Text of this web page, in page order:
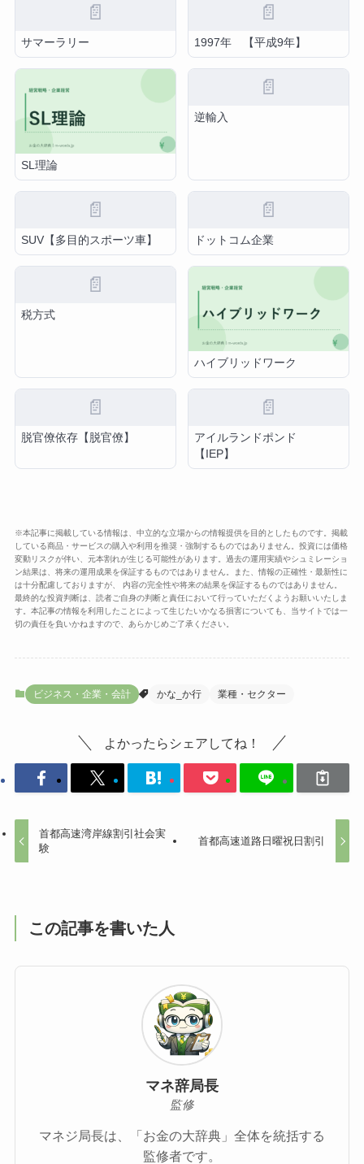
📄
サマーラリー
📄
1997年 【平成9年】
SL理論
📄
逆輸入
📄
SUV【多目的スポーツ車】
📄
ドットコム企業
📄
税方式
ハイブリッドワーク
📄
脱官僚依存【脱官僚】
📄
アイルランドポンド
【IEP】
※本記事に掲載している情報は、中立的な立場からの情報提供を目的としたものです。掲載
している商品・サービスの購入や利用を推奨・強制するものではありません。投資には価格
変動リスクが伴い、元本割れが生じる可能性があります。過去の運用実績やシュミレーショ
ン結果は、将来の運用成果を保証するものではありません。また、情報の正確性・最新性に
は十分配慮しておりますが、 内容の完全性や将来の結果を保証するものではありません。
最終的な投資判断は、読者ご自身の判断と責任において行っていただくようお願いいたしま
す。本記事の情報を利用したことによって生じたいかなる損害についても、当サイトでは一
切の責任を負いかねますので、あらかじめご了承ください。
ビジネス・企業・会計 かな_か行 業種・セクター
よかったらシェアしてね！
首都高速湾岸線割引社会実
験
首都高速道路日曜祝日割引
この記事を書いた人
マネ辞局長
監修
マネジ局長は、「お金の大辞典」全体を統括する
監修者です。